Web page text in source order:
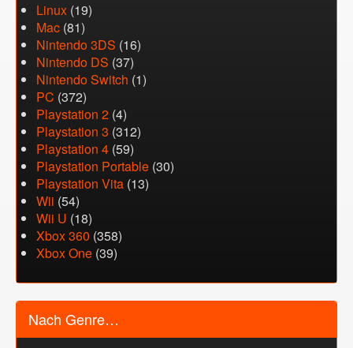
Linux (19)
Mac (81)
Nintendo 3DS (16)
Nintendo DS (37)
Nintendo Switch (1)
PC (372)
Playstation 2 (4)
Playstation 3 (312)
Playstation 4 (59)
Playstation Portable (30)
Playstation Vita (13)
Wii (54)
Wii U (18)
Xbox 360 (358)
Xbox One (39)
Nach Genre…